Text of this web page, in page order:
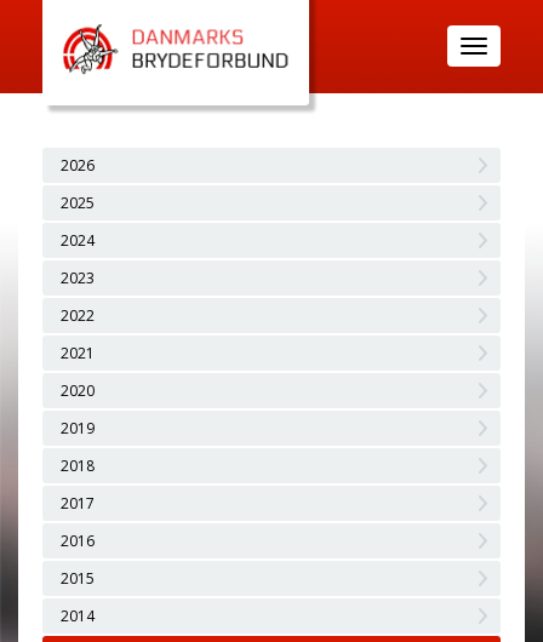
Toggle
navigation
2026
2025
2024
2023
2022
2021
2020
2019
2018
2017
2016
2015
2014